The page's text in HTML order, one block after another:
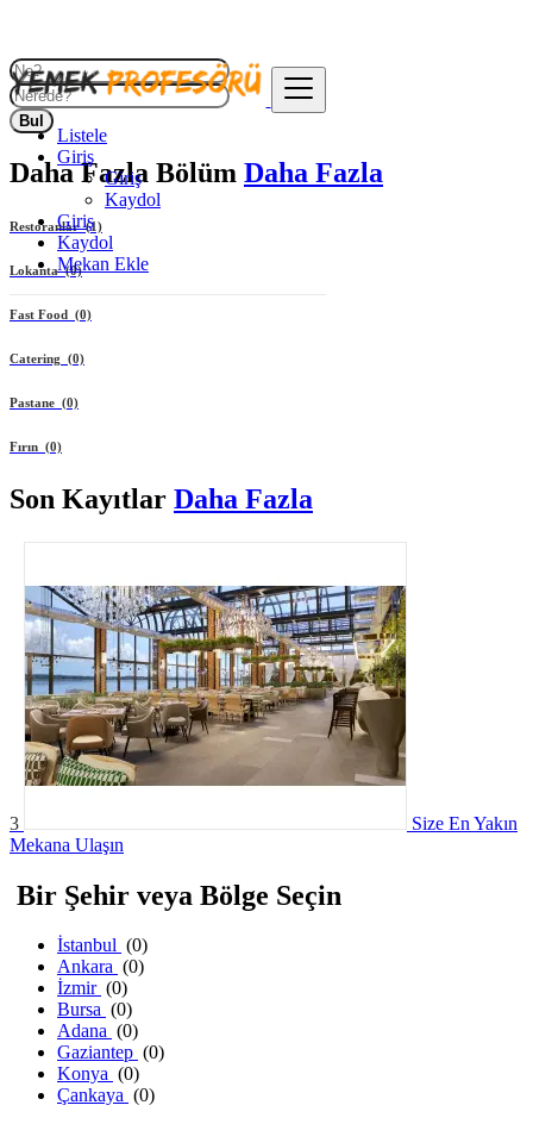
Listele
Giriş
Giriş
Kaydol
Giriş
Kaydol
Mekan Ekle
Bul
Daha Fazla Bölüm Daha Fazla
Restoranlar (1)
Lokanta (0)
Fast Food (0)
Catering (0)
Pastane (0)
Fırın (0)
Son Kayıtlar Daha Fazla
3
Size En Yakın
Mekana Ulaşın
Bir Şehir veya Bölge Seçin
İstanbul (0)
Ankara (0)
İzmir (0)
Bursa (0)
Adana (0)
Gaziantep (0)
Konya (0)
Çankaya (0)